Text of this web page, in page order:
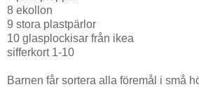
8 ekollon
9 stora plastpärlor
10 glasplockisar från ikea
sifferkort 1-10
Barnen får sortera alla föremål i små